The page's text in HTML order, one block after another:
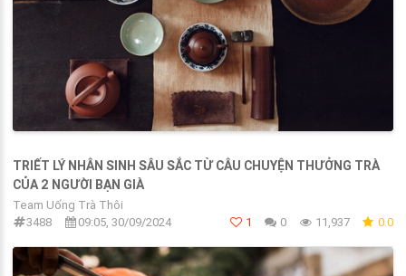
TRIẾT LÝ NHÂN SINH SÂU SẮC TỪ CÂU CHUYỆN THƯỞNG TRÀ
CỦA 2 NGƯỜI BẠN GIÀ
Team Uống Trà Thôi
3488
09:05, 30/09/2024 1 0 11,937 0.0